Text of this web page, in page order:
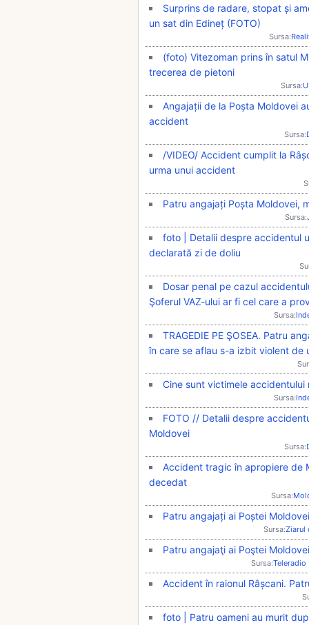
Surprins de radare, stopat și
un sat din Edineț (FOTO)
Sursa:
(foto) Vitezoman prins în satul
trecerea de pietoni
Sursa:
Angajații de la Poșta Moldovei
accident
Sursa:
/VIDEO/ Accident cumplit la
urma unui accident
Patru angajați Poșta Moldovei,
Sursa:
foto | Detalii despre accidentul
declarată zi de doliu
Dosar penal pe cazul
Şoferul VAZ-ului ar fi cel care a
Sursa:
TRAGEDIE PE ŞOSEA. Patru
în care se aflau s-a izbit violent de
Cine sunt victimele
Sursa:
FOTO // Detalii despre
Moldovei
Sursa:
Accident tragic în apropiere de
decedat
Sursa:
Patru angajați ai Poștei
Sursa:Ziarul
Patru angajaţi ai Poştei
Sursa:
Accident în raionul Râșcani.
foto | Patru oameni au murit